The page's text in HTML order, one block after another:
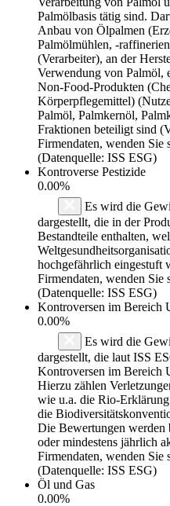
Palmölbasis tätig sind.
Anbau von Ölpalmen
Palmölmühlen, -
(Verarbeiter), an der
Verwendung von Palmöl,
Non-Food-Produkten
Körperpflegemittel)
Palmöl, Palmkernöl,
Fraktionen beteiligt sind
Firmendaten, wenden Sie
(Datenquelle: ISS ESG)
Kontroverse Pestizide
0.00%
Es wird die
dargestellt, die in der
Bestandteile enthalten,
hochgefährlich eingestuft
Firmendaten, wenden Sie
(Datenquelle: ISS ESG)
Kontroversen im Bereich
0.00%
Es wird die
dargestellt, die laut ISS
Kontroversen im Bereich
Hierzu zählen
wie u.a. die Rio-
die
Die Bewertungen werden
oder mindestens jährlich
Firmendaten, wenden Sie
(Datenquelle: ISS ESG)
Öl und Gas
0.00%